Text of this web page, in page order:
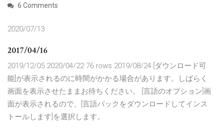
6 Comments
2020/07/13
2017/04/16
2019/12/05 2020/04/22 76 rows 2019/08/24 [ダウンロード可
能]が表示されるのに時間がかかる場合があります。しばらく
画面を表示させたままお待ちください。 [言語のオプション]画
面が表示されるので、[言語パックをダウンロードしてインス
トールします]を選択します。